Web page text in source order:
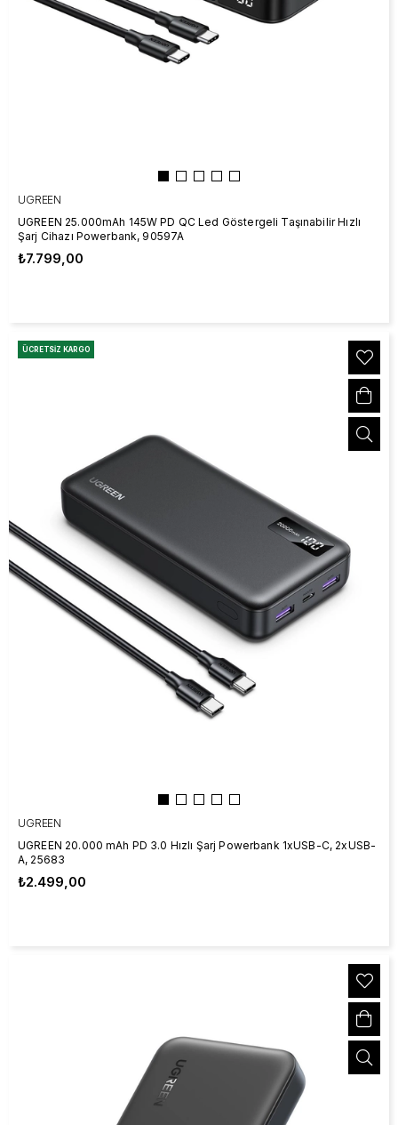
UGREEN
UGREEN 25.000mAh 145W PD QC Led Göstergeli Taşınabilir Hızlı
Şarj Cihazı Powerbank, 90597A
₺7.799,00
UGREEN
UGREEN 20.000 mAh PD 3.0 Hızlı Şarj Powerbank 1xUSB-C, 2xUSB-
A, 25683
₺2.499,00
ÜCRETSIZ KARGO